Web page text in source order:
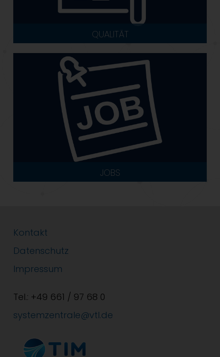
QUALITÄT
JOBS
Kontakt
Datenschutz
Impressum
Tel.: +49 661 / 97 68 0
systemzentrale@vtl.de